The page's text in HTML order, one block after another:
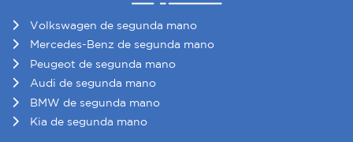
Volkswagen de segunda mano
Mercedes-Benz de segunda mano
Peugeot de segunda mano
Audi de segunda mano
BMW de segunda mano
Kia de segunda mano